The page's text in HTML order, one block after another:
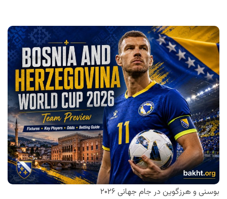
بوسنی و هرزگوین در جام جهانی ۲۰۲۶